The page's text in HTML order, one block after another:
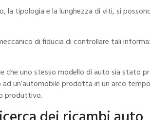
la tipologia e la lunghezza di viti, si
di fiducia di controllare tali
uno stesso modello di auto sia stato
un’automobile prodotta in un arco
produttivo.